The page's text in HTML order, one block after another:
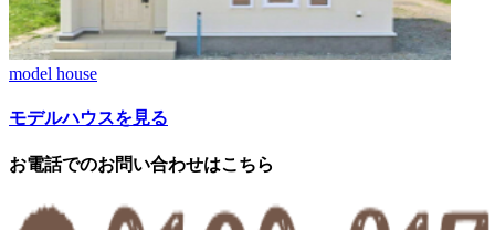
model house
モデルハウスを見る
お電話でのお問い合わせはこちら